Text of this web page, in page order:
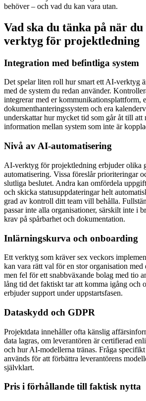
behöver – och vad du kan vara utan.
Vad ska du tänka på när
verktyg för projektledning
Integration med befintliga system
Det spelar liten roll hur smart ett AI-verktyg
med de system du redan använder.
integrerar med er kommunikationsplattform,
dokumenthanteringssystem och era
underskattar hur mycket tid som går åt till att
information mellan system som inte är
Nivå av AI-automatisering
AI-verktyg för projektledning erbjuder olika
automatisering. Vissa föreslår prioriteringar
slutliga beslutet. Andra kan omfördela
och skicka statusuppdateringar helt
grad av kontroll ditt team vill behålla.
passar inte alla organisationer, särskilt inte i
krav på spårbarhet och dokumentation.
Inlärningskurva och onboarding
Ett verktyg som kräver sex veckors
kan vara rätt val för en stor organisation med
men fel för ett snabbväxande bolag med tio
lång tid det faktiskt tar att komma igång och
erbjuder support under uppstartsfasen.
Dataskydd och GDPR
Projektdata innehåller ofta känslig
data lagras, om leverantören är certifierad
och hur AI-modellerna tränas. Fråga
används för att förbättra leverantörens
självklart.
Pris i förhållande till faktisk nytta